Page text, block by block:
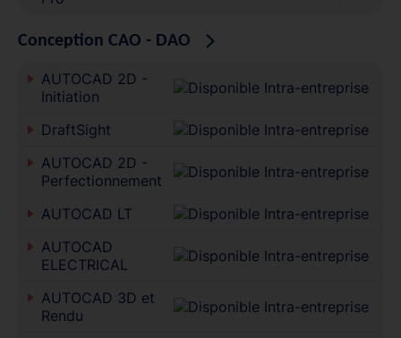
Conception CAO - DAO
AUTOCAD 2D -
Initiation
DraftSight
AUTOCAD 2D -
Perfectionnement
AUTOCAD LT
AUTOCAD
ELECTRICAL
AUTOCAD 3D et
Rendu